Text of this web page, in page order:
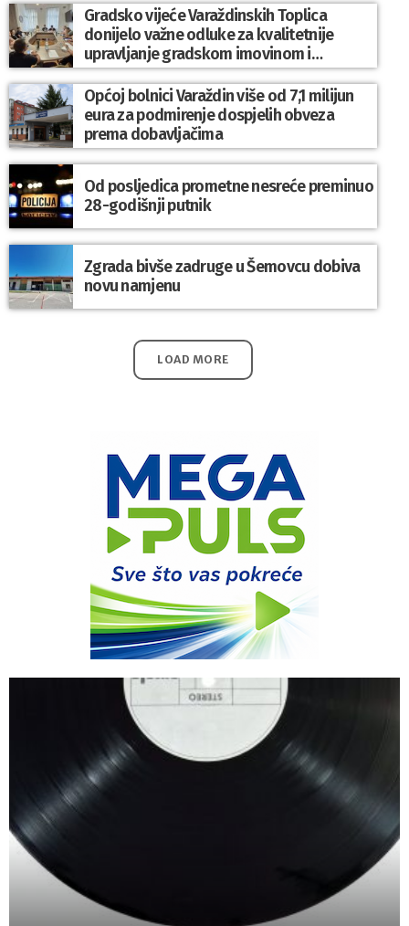
Gradsko vijeće Varaždinskih Toplica
donijelo važne odluke za kvalitetnije
upravljanje gradskom imovinom i
komunalnim sustavom
Općoj bolnici Varaždin više od 7,1 milijun
eura za podmirenje dospjelih obveza
prema dobavljačima
Od posljedica prometne nesreće preminuo
28-godišnji putnik
Zgrada bivše zadruge u Šemovcu dobiva
novu namjenu
LOAD MORE